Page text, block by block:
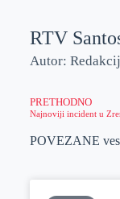
RTV
Autor:
PRETHODNO
POVEZANE